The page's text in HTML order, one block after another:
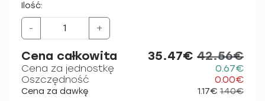
Ilość:
- +
Cena całkowita 35.47€ 42.56€
Cena za jednostkę
0.67€
Oszczędność
0.00€
Cena za dawkę 1.17€ 1.40€